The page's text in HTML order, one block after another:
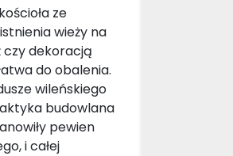
ze
wieży na
czy dekoracją
do obalenia.
wileńskiego
budowlana
pewien
i całej